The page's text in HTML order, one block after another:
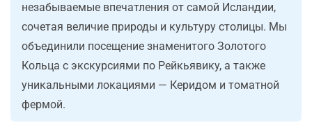
незабываемые впечатления от самой Исландии,
сочетая величие природы и культуру столицы. Мы
объединили посещение знаменитого Золотого
Кольца с экскурсиями по Рейкьявику, а также
уникальными локациями — Керидом и томатной
фермой.